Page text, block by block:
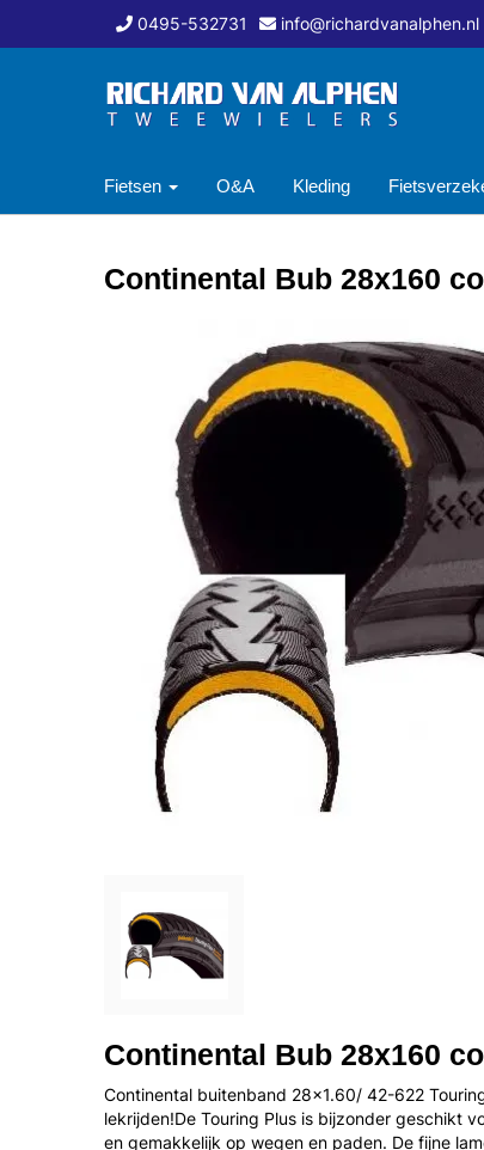
0495-532731 info@richardvanalphen.nl
Fietsen O&A Kleding
Continental Bub 28x160
Continental Bub 28x160
Continental buitenband 28x1.60/ 42-622
lekrijden!De Touring Plus is bijzonder geschikt
en gemakkelijk op wegen en paden. De fijne